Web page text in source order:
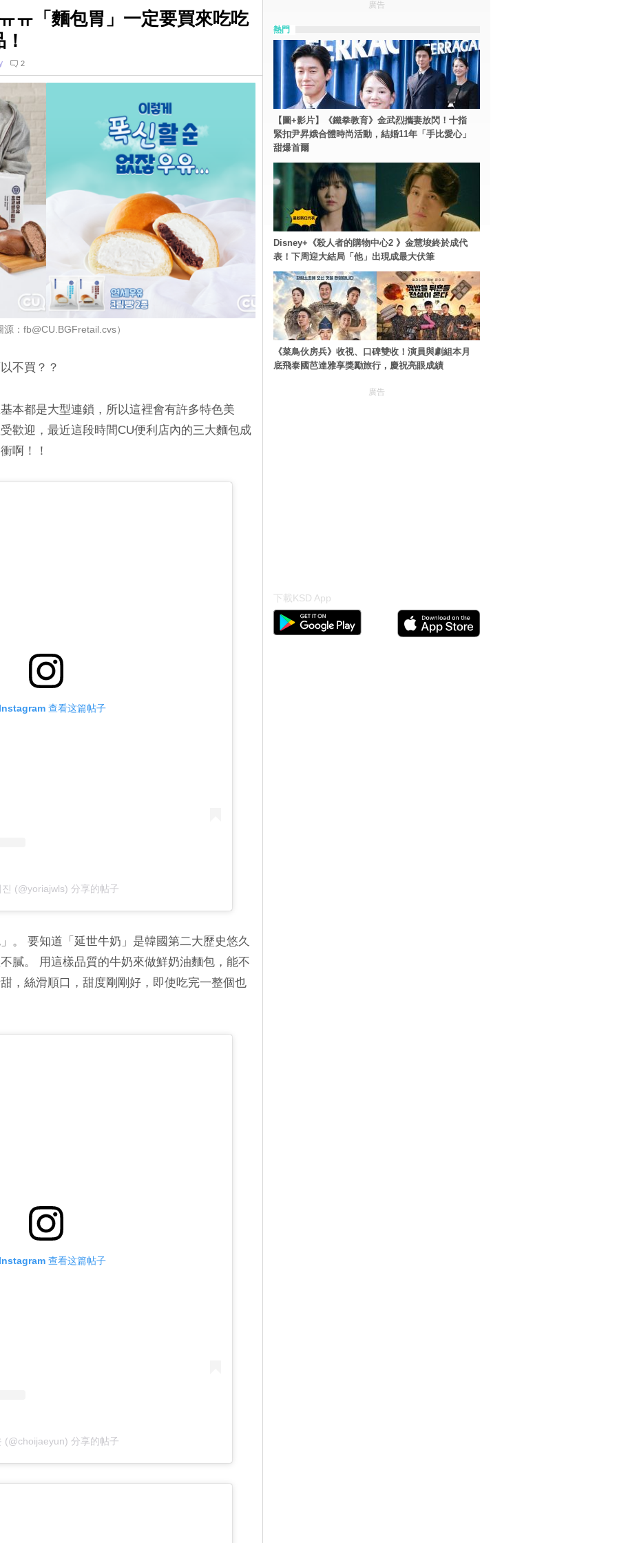
ㅠ「麵包胃」一定要買來吃吃
2
源：fb@CU.BGFretail.cvs）
不買？？
本都是大型連鎖，所以這裡會有許多特色美
歡迎，最近這段時間CU便利店內的三大麵包成
啊！！
查看这篇帖子
진 (@yoriajwls) 分享的帖子
。 要知道「延世牛奶」是韓國第二大歷史悠久
膩。 用這樣品質的牛奶來做鮮奶油麵包，能不
，絲滑順口，甜度剛剛好，即使吃完一整個也
查看这篇帖子
(@choijaeyun) 分享的帖子
廣告
熱門
【圖+影片】《鐵拳教育》金武烈攜妻放閃！十指
緊扣尹昇娥合體時尚活動，結婚11年「手比愛心」
甜爆首爾
Disney+《殺人者的購物中心2 》金慧埈終於成代
表！下周迎大結局「他」出現成最大伏筆
《菜鳥伙房兵》收視、口碑雙收！演員與劇組本月
底飛泰國芭達雅享獎勵旅行，慶祝亮眼成績
廣告
下載KSD App